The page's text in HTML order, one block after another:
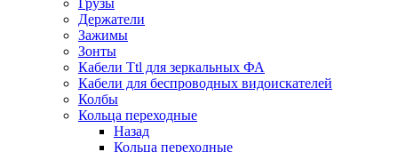
Грузы
Держатели
Зажимы
Зонты
Кабели Ttl для зеркальных ФА
Кабели для беспроводных видоискателей
Колбы
Кольца переходные
Назад
Кольца переходные